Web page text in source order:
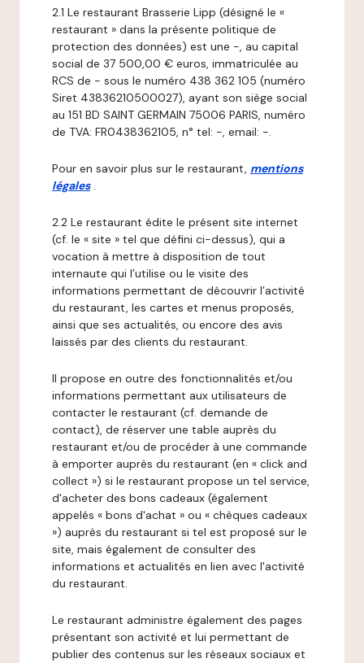
2.1 Le restaurant Brasserie Lipp (désigné le «
restaurant » dans la présente politique de
protection des données) est une -, au capital
social de 37 500,00 € euros, immatriculée au
RCS de - sous le numéro 438 362 105 (numéro
Siret 43836210500027), ayant son siège social
au 151 BD SAINT GERMAIN 75006 PARIS, numéro
de TVA: FR0438362105, n° tel: -, email: -.
Pour en savoir plus sur le restaurant, mentions
légales .
2.2 Le restaurant édite le présent site internet
(cf. le « site » tel que défini ci-dessus), qui a
vocation à mettre à disposition de tout
internaute qui l’utilise ou le visite des
informations permettant de découvrir l’activité
du restaurant, les cartes et menus proposés,
ainsi que ses actualités, ou encore des avis
laissés par des clients du restaurant.
Il propose en outre des fonctionnalités et/ou
informations permettant aux utilisateurs de
contacter le restaurant (cf. demande de
contact), de réserver une table auprès du
restaurant et/ou de procéder à une commande
à emporter auprès du restaurant (en « click and
collect ») si le restaurant propose un tel service,
d'acheter des bons cadeaux (également
appelés « bons d'achat » ou « chèques cadeaux
») auprès du restaurant si tel est proposé sur le
site, mais également de consulter des
informations et actualités en lien avec l'activité
du restaurant.
Le restaurant administre également des pages
présentant son activité et lui permettant de
publier des contenus sur les réseaux sociaux et